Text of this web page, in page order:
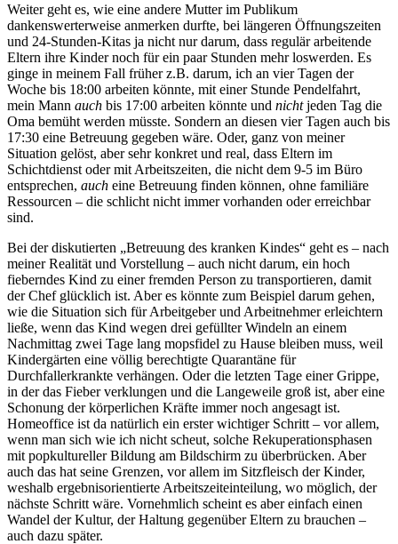
Weiter geht es, wie eine andere Mutter im Publikum
dankenswerterweise anmerken durfte, bei längeren Öffnungszeiten
und 24-Stunden-Kitas ja nicht nur darum, dass regulär arbeitende
Eltern ihre Kinder noch für ein paar Stunden mehr loswerden. Es
ginge in meinem Fall früher z.B. darum, ich an vier Tagen der
Woche bis 18:00 arbeiten könnte, mit einer Stunde Pendelfahrt,
mein Mann auch bis 17:00 arbeiten könnte und nichtjeden Tag die
Oma bemüht werden müsste. Sondern an diesen vier Tagen auch bis
17:30 eine Betreuung gegeben wäre. Oder, ganz von meiner
Situation gelöst, aber sehr konkret und real, dass Eltern im
Schichtdienst oder mit Arbeitszeiten, die nicht dem 9-5 im Büro
entsprechen, auch eine Betreuung finden können, ohne familiäre
Ressourcen – die schlicht nicht immer vorhanden oder erreichbar
sind.
Bei der diskutierten „Betreuung des kranken Kindes“ geht es – nach
meiner Realität und Vorstellung – auch nicht darum, ein hoch
fieberndes Kind zu einer fremden Person zu transportieren, damit
der Chef glücklich ist. Aber es könnte zum Beispiel darum gehen,
wie die Situation sich für Arbeitgeber und Arbeitnehmer erleichtern
ließe, wenn das Kind wegen drei gefüllter Windeln an einem
Nachmittag zwei Tage lang mopsfidel zu Hause bleiben muss, weil
Kindergärten eine völlig berechtigte Quarantäne für
Durchfallerkrankte verhängen. Oder die letzten Tage einer Grippe,
in der das Fieber verklungen und die Langeweile groß ist, aber eine
Schonung der körperlichen Kräfte immer noch angesagt ist.
Homeoffice ist da natürlich ein erster wichtiger Schritt – vor allem,
wenn man sich wie ich nicht scheut, solche Rekuperationsphasen
mit popkultureller Bildung am Bildschirm zu überbrücken. Aber
auch das hat seine Grenzen, vor allem im Sitzfleisch der Kinder,
weshalb ergebnisorientierte Arbeitszeiteinteilung, wo möglich, der
nächste Schritt wäre. Vornehmlich scheint es aber einfach einen
Wandel der Kultur, der Haltung gegenüber Eltern zu brauchen –
auch dazu später.